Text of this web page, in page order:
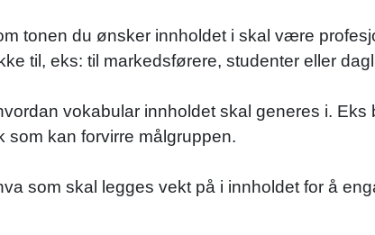
tonen du ønsker innholdet i skal være
til, eks: til markedsførere, studenter eller
vokabular innholdet skal generes i.
som kan forvirre målgruppen.
som skal legges vekt på i innholdet for å